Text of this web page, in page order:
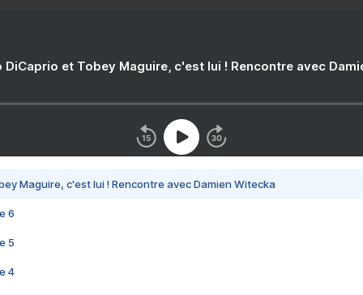
DiCaprio et Tobey Maguire, c'est lui ! Rencontre avec
Maguire, c'est lui ! Rencontre avec Damien Witecka
6
5
4